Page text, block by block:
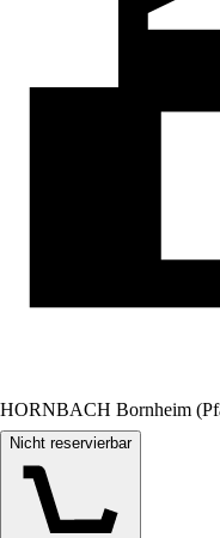
HORNBACH Bornheim
Nicht reservierbar